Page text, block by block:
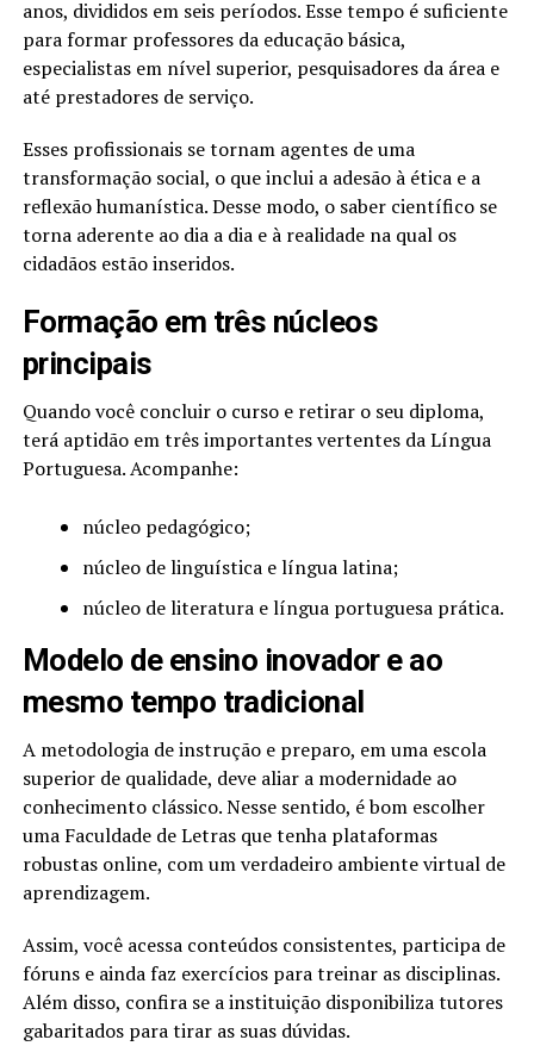
anos, divididos em seis períodos. Esse tempo é suficiente
para formar professores da educação básica,
especialistas em nível superior, pesquisadores da área e
até prestadores de serviço.
Esses profissionais se tornam agentes de uma
transformação social, o que inclui a adesão à ética e a
reflexão humanística. Desse modo, o saber científico se
torna aderente ao dia a dia e à realidade na qual os
cidadãos estão inseridos.
Formação em três núcleos
principais
Quando você concluir o curso e retirar o seu diploma,
terá aptidão em três importantes vertentes da Língua
Portuguesa. Acompanhe:
núcleo pedagógico;
núcleo de linguística e língua latina;
núcleo de literatura e língua portuguesa prática.
Modelo de ensino inovador e ao
mesmo tempo tradicional
A metodologia de instrução e preparo, em uma escola
superior de qualidade, deve aliar a modernidade ao
conhecimento clássico. Nesse sentido, é bom escolher
uma Faculdade de Letras que tenha plataformas
robustas online, com um verdadeiro ambiente virtual de
aprendizagem.
Assim, você acessa conteúdos consistentes, participa de
fóruns e ainda faz exercícios para treinar as disciplinas.
Além disso, confira se a instituição disponibiliza tutores
gabaritados para tirar as suas dúvidas.